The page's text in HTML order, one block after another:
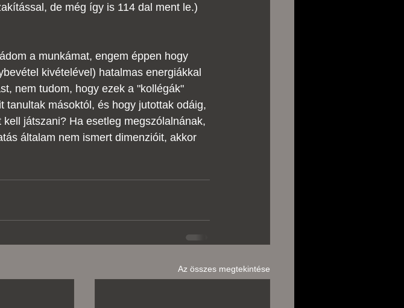
de még így is 114 dal ment le.)
a munkámat, engem éppen hogy
kivételével) hatalmas energiákkal
nem tudom, hogy ezek a "kollégák"
tanultak másoktól, és hogy jutottak odáig,
játszani? Ha esetleg megszólalnának,
általam nem ismert dimenzióit, akkor
Az összes megtekintése